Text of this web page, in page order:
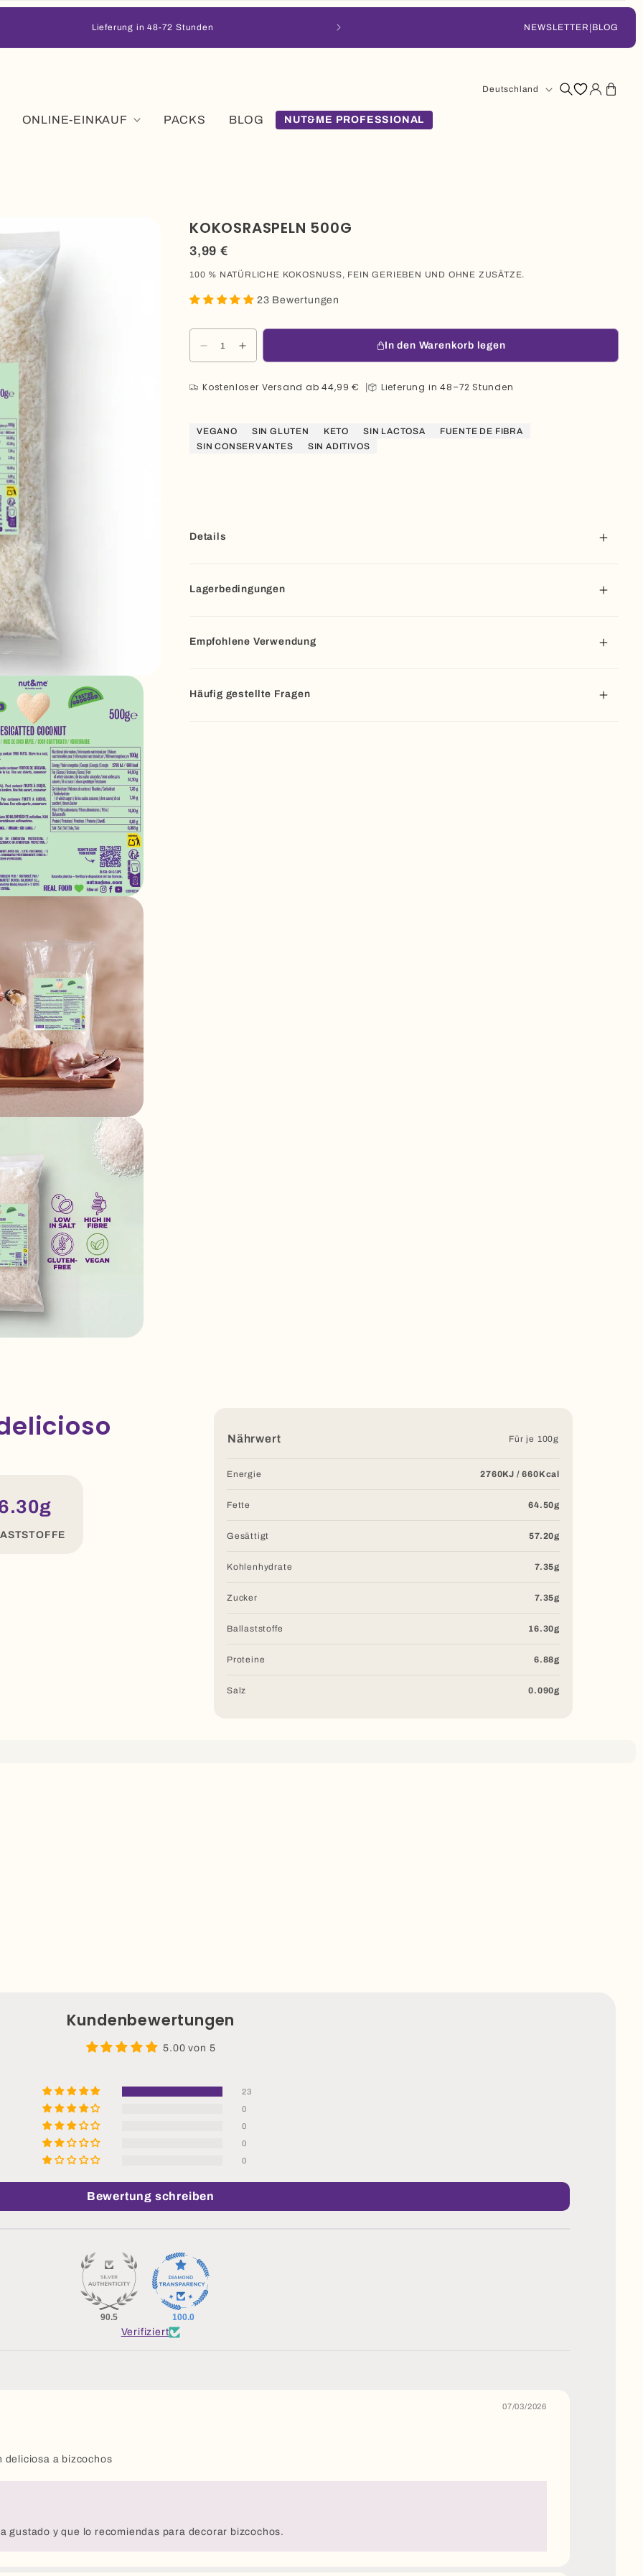
Lieferung in 48-72 Stunden NEWSLETTER |BLOG
ONLINE-EINKAUF PACKS BLOG NUT&ME PROFESSIONAL
Deutschland
Anmelden
Warenkorb
KOKOSRASPELN 500G
Regulärer
3,99 €
100 % NATÜRLICHE KOKOSNUSS, FEIN GERIEBEN UND OHNE ZUSÄTZE.
23 Bewertungen
Menge
für
500g
Menge
für
500g
In den Warenkorb legen
Kostenloser Versand ab44,99 € Lieferung in 48–72 Stunden
VEGANO SIN GLUTEN KETO SIN LACTOSA
FUENTE DE FIBRA
SIN CONSERVANTES
SIN ADITIVOS
Details
Lagerbedingungen
Empfohlene Verwendung
Häufig gestellte Fragen
Nährwert Für je 100g
Energie 2760KJ / 660Kcal
Fette 64.50g
Gesättigt 57.20g
Kohlenhydrate 7.35g
Zucker 7.35g
Ballaststoffe 16.30g
Proteine 6.88g
Salz 0.090g
Kundenbewertungen
5.00 von 5
23
0
0
0
0
Bewertung schreiben
90.5 100.0
Verifiziert
07/03/2026
deliciosa a bizcochos
gustado y que lo recomiendas para decorar bizcochos.